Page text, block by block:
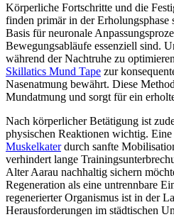
Körperliche Fortschritte und die
finden primär in der
Basis für neuronale
Bewegungsabläufe essenziell sind.
während der Nachtruhe zu
Skillatics Mund Tape zur
Nasenatmung bewährt. Diese
Mundatmung und sorgt für ein
Nach körperlicher Betätigung ist
physischen Reaktionen wichtig.
Muskelkaterdurch sanfte
verhindert lange
Alter Aarau nachhaltig sichern
Regeneration als eine untrennbare
regenerierter Organismus ist in der
Herausforderungen im städtischen